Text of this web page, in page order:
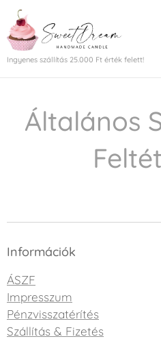
Ingyenes szállítás 25.000 Ft érték felett!
Általános
Információk
ÁSZF
Impresszum
Pénzvisszatérítés
Szállítás & Fizetés